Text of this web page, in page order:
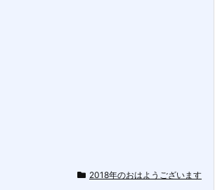
2018年のおはようございます